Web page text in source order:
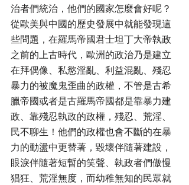
治者們統治，他們的國家怎麼會好呢？
從歐美與中國的歷史發展中就能發現這
些問題，在羅馬帝國君士坦丁大帝執政
之前的上古時代，歐洲的政治乃是建立
在拜偶像、私慾淫亂、利益混亂、殘忍
暴力的被魔鬼歪曲的政權，不管是古希
臘帝國或者是古羅馬帝國都是靠暴力建
政、靠殘忍執政的政權，殘忍、荒淫、
民不聊生！他們的政權也會不斷的在暴
力的動盪中更替著，毀壞伴隨著建設，
眼淚伴隨著短暫的笑聲、執政者們傲慢
猖狂、荒淫無度，而幼稚無知的民眾就